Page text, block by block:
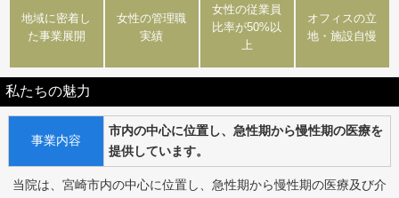
地域に密着し
た事業展開
女性の管理職
実績
女性の従業員
比率が50%以
上
オフィスの立
地・施設自慢
私たちの魅力
事業内容
市内の中心に位置し、急性期から慢性期の医療を
提供しています。
当院は、宮崎市内の中心に位置し、急性期から慢性期の医療及び介